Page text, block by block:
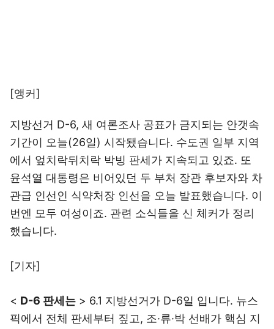
[앵커]
지방선거 D-6, 새 여론조사 공표가 금지되는 안갯속
기간이 오늘(26일) 시작됐습니다. 수도권 일부 지역
에서 엎치락뒤치락 박빙 판세가 지속되고 있죠. 또
윤석열 대통령은 비어있던 두 부처 장관 후보자와 차
관급 인선인 식약처장 인선을 오늘 발표했습니다. 이
번엔 모두 여성이죠. 관련 소식들을 신 체커가 정리
했습니다.
[기자]
< D-6 판세는 > 6.1 지방선거가 D-6일 입니다. 뉴스
픽에서 전체 판세부터 짚고, 조·류·박 선배가 핵심 지